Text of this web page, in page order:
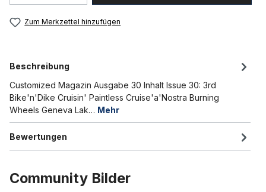
Zum Merkzettel hinzufügen
Beschreibung
Customized Magazin Ausgabe 30 Inhalt Issue 30: 3rd
Bike'n'Dike Cruisin' Paintless Cruise'a'Nostra Burning
Wheels Geneva Lak… Mehr
Bewertungen
Community Bilder